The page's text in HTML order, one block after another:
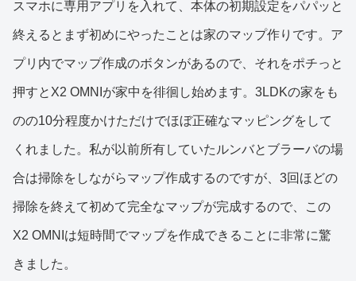
スマホに専用アプリを入れて、本体の初期設定をパパッと
終えるとまず初めにやったことは家のマップ作りです。ア
プリ内でマップ作成のボタンがあるので、それをポチっと
押すとX2 OMNIが家中を徘徊し始めます。3LDKの家をも
のの10分程度かけただけでほぼ正確なマッピングをして
くれました。私が以前所有していたルンバとブラーバの場
合は掃除をしながらマップ作成するのですが、3回ほどの
掃除を終えて初めて完全なマップが完成するので、この
X2 OMNIは短時間でマップを作成できることに非常に驚
きました。